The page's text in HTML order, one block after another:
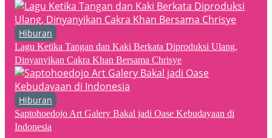
Hiburan
Lagu Ketika Tangan dan Kaki Berkata Diproduksi Ulang,
Dinyanyikan Cakra Khan Bersama Chrisye
Hiburan
Saptohoedojo Art Galery Bakal jadi Oase Kebudayaan di
Indonesia